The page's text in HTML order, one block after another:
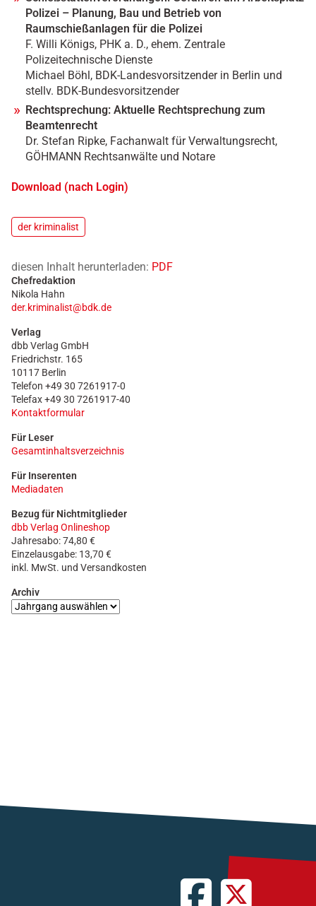
Polizei – Planung, Bau und Betrieb von
Raumschießanlagen für die Polizei
F. Willi Königs, PHK a. D., ehem. Zentrale
Polizeitechnische Dienste
Michael Böhl, BDK-Landesvorsitzender in Berlin und
stellv. BDK-Bundesvorsitzender
Rechtsprechung: Aktuelle Rechtsprechung zum
Beamtenrecht
Dr. Stefan Ripke, Fachanwalt für Verwaltungsrecht,
GÖHMANN Rechtsanwälte und Notare
Download (nach Login)
der kriminalist
diesen Inhalt herunterladen: PDF
Chefredaktion
Nikola Hahn
der.kriminalist@bdk.de
Verlag
dbb Verlag GmbH
Friedrichstr. 165
10117 Berlin
Telefon +49 30 7261917-0
Telefax +49 30 7261917-40
Kontaktformular
Für Leser
Gesamtinhaltsverzeichnis
Für Inserenten
Mediadaten
Bezug für Nichtmitglieder
dbb Verlag Onlineshop
Jahresabo: 74,80 €
Einzelausgabe: 13,70 €
inkl. MwSt. und Versandkosten
Archiv